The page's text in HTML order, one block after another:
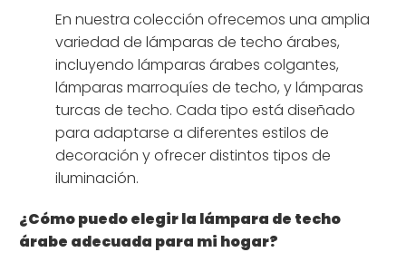
En nuestra colección ofrecemos una amplia
variedad de lámparas de techo árabes,
incluyendo lámparas árabes colgantes,
lámparas marroquíes de techo, y lámparas
turcas de techo. Cada tipo está diseñado
para adaptarse a diferentes estilos de
decoración y ofrecer distintos tipos de
iluminación.
¿Cómo puedo elegir la lámpara de techo
árabe adecuada para mi hogar?